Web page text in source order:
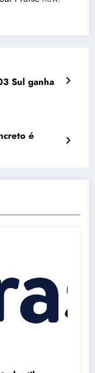
Sul ganha
é